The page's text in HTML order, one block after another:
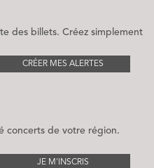
des billets. Créez simplement
CRÉER MES ALERTES
concerts de votre région.
JE M'INSCRIS